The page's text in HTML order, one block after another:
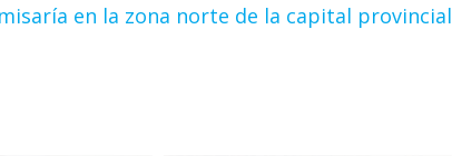
en la zona norte de la capital provincial